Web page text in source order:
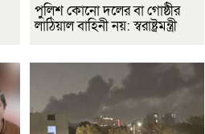
পুলিশ কোনো দলের বা গোষ্ঠীর
লাঠিয়াল বাহিনী নয়: স্বরাষ্ট্রমন্ত্রী